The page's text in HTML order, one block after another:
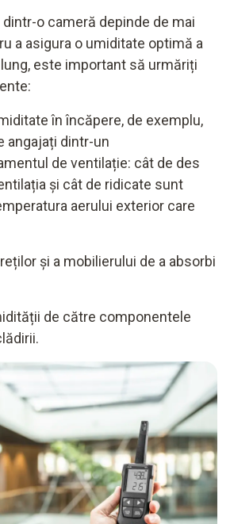
o cameră depinde de mai
a asigura o umiditate optimă a
este important să urmăriți
în încăpere, de exemplu,
angajați dintr-un
de ventilație: cât de des
și cât de ridicate sunt
aerului exterior care
și a mobilierului de a absorbi
de către componentele